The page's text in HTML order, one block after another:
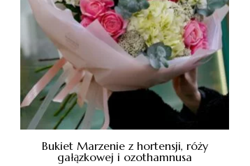
Bukiet Marzenie z hortensji, róży
gałązkowej i ozothamnusa